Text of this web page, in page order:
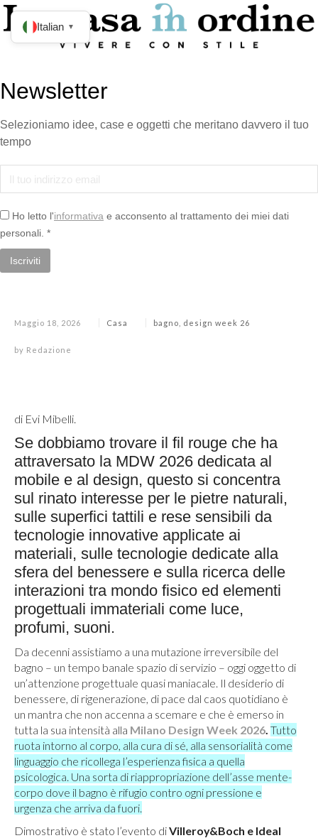
Il bagno dei desideri – materia,
innovazione e cura di sé
Maggio 18, 2026 Casa bagno design week 26
by Redazione
di Evi Mibelli.
Se dobbiamo trovare il fil rouge che ha
attraversato la MDW 2026 dedicata al
mobile e al design, questo si concentra
sul rinato interesse per le pietre naturali,
sulle superfici tattili e rese sensibili da
tecnologie innovative applicate ai
materiali, sulle tecnologie dedicate alla
sfera del benessere e sulla ricerca delle
interazioni tra mondo fisico ed elementi
progettuali immateriali come luce,
profumi, suoni.
Da decenni assistiamo a una mutazione irreversibile del
bagno – un tempo banale spazio di servizio – oggi oggetto di
un’attenzione progettuale quasi maniacale. Il desiderio di
benessere, di rigenerazione, di pace dal caos quotidiano è
un mantra che non accenna a scemare e che è emerso in
tutta la sua intensità alla Milano Design Week 2026. Tutto
ruota intorno al corpo, alla cura di sé, alla sensorialità come
linguaggio che ricollega l’esperienza fisica a quella
psicologica. Una sorta di riappropriazione dell’asse mente-
corpo dove il bagno è rifugio contro ogni pressione e
urgenza che arriva da fuori.
Dimostrativo è stato l’evento diVilleroy&Boch e Ideal
Italian ▼
Newsletter
Selezioniamo idee, case e oggetti che meritano davvero il tuo
tempo
Ho letto l'informativa e acconsento al trattamento dei miei dati
personali. *